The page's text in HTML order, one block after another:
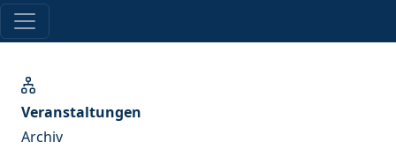
Veranstaltungen
Archiv